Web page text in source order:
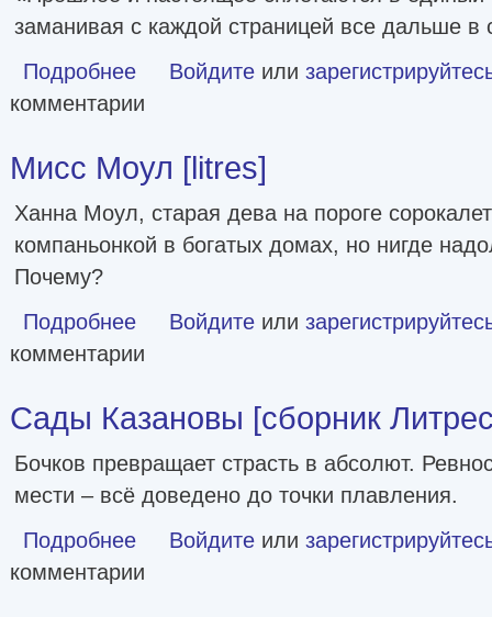
заманивая с каждой страницей все дальше в
Подробнее о Опасные тени прошлого [litres]
Войдите или
комментарии
Мисс Моул [litres]
Ханна Моул, старая дева на пороге
компаньонкой в богатых домах, но нигде
Почему?
Подробнее о Мисс Моул [litres]
Войдите или
комментарии
Сады Казановы [сборник
Бочков превращает страсть в абсолют.
мести – всё доведено до точки плавления.
Подробнее о Сады Казановы [сборник Литрес]
Войдите или
комментарии